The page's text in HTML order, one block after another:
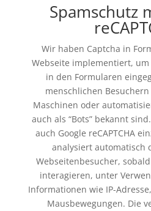
Spamschutz
Wir haben Captcha in
Webseite implementiert,
in den Formularen
menschlichen
Maschinen oder
auch als “Bots” bekannt
auch Google reCAPTCHA
analysiert automatisch
Webseitenbesucher,
interagieren, unter
Informationen wie IP-
Mausbewegungen. Die